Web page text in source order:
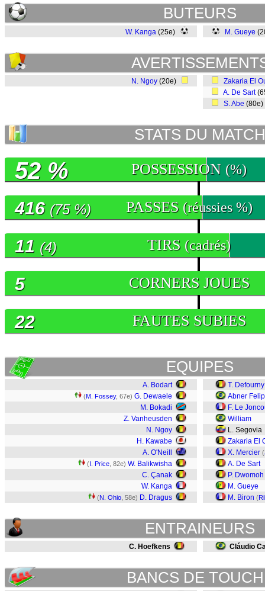
BUTEURS
W. Kanga (25e) M. Gueye
N. Ngoy (20e)
Zakaria El
A. De Sart
S. Abe
STATS DU MATCH
POSSESSION (%)
52 %
PASSES (réussies %)
416 (75 %)
TIRS (cadrés)
11 (4)
CORNERS JOUES
5
FAUTES SUBIES
22
EQUIPES
A. Bodart
(M. Fossey, 67e) G. Dewaele
M. Bokadi
Z. Vanheusden
N. Ngoy
H. Kawabe
A. O'Neill
(I. Price , 82e) W. Balikwisha
C. Çanak
W. Kanga
(N. Ohio , 58e) D. Dragus
T. Defourny
Abner
F. Le
William
L. Segovia
Zakaria El
X. Mercier (
A. De Sart
P. Dwomoh
M. Gueye
M. Biron (
ENTRAINEURS
C. Hoefkens Cláudio
BANCS DE